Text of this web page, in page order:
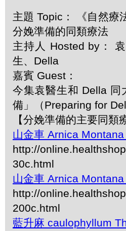
主題 Topic： 《自然療
分娩準備的同類療法
主持人 Hosted by：
生、Della
嘉賓 Guest：
今集袁醫生和 Della 同
備」（Preparing for
【分娩準備的主要同類
山金車 Arnica Montana
http://
30c.html
山金車 Arnica Montana
http://
200c.html
藍升麻 caulophyllum